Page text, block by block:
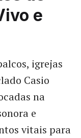
e
igrejas
Casio
na
e
vitais para